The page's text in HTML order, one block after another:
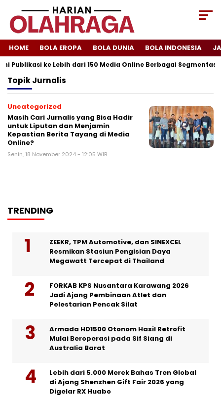
HOME BOLA EROPA BOLA DUNIA BOLA INDONESIA
Publikasi ke Lebih dari 150 Media Online Berbagai Segmentasi
TopikJurnalis
Uncategorized
Masih Cari Jurnalis yang Bisa Hadir
untuk Liputan dan Menjamin
Kepastian Berita Tayang di Media
Online?
Senin, 18 November 2024 - 12:05 WIB
TRENDING
ZEEKR, TPM Automotive, dan SINEXCEL
Resmikan Stasiun Pengisian Daya
Megawatt Tercepat di Thailand
FORKAB KPS Nusantara Karawang 2026
Jadi Ajang Pembinaan Atlet dan
Pelestarian Pencak Silat
Armada HD1500 Otonom Hasil Retrofit
Mulai Beroperasi pada Sif Siang di
Australia Barat
Lebih dari 5.000 Merek Bahas Tren Global
di Ajang Shenzhen Gift Fair 2026 yang
Digelar RX Huabo